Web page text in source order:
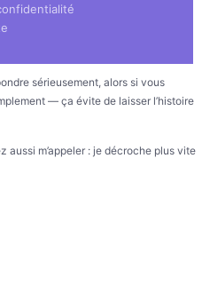
sérieusement, alors si vous
— ça évite de laisser l’histoire
aussi m’appeler : je décroche plus vite